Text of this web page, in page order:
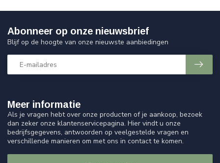
Meer informatie
Als je vragen hebt over onze producten of je aankoop, bezoek
dan zeker onze klantenservicepagina. Hier vindt u onze
bedrijfsgegevens, antwoorden op veelgestelde vragen en
verschillende manieren om met ons in contact te komen.
Abonneer op onze nieuwsbrief
Blijf op de hoogte van onze nieuwste aanbiedingen